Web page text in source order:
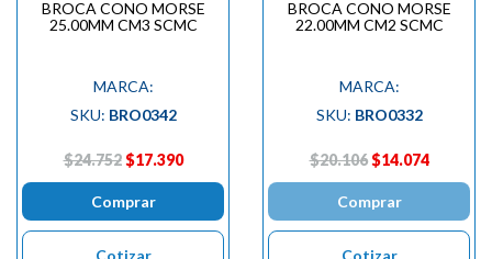
BROCA CONO MORSE
25.00MM CM3 SCMC
MARCA:
SKU: BRO0342
$24.752 $17.390
Comprar
Cotizar
BROCA CONO MORSE
22.00MM CM2 SCMC
MARCA:
SKU: BRO0332
$20.106 $14.074
Comprar
Cotizar